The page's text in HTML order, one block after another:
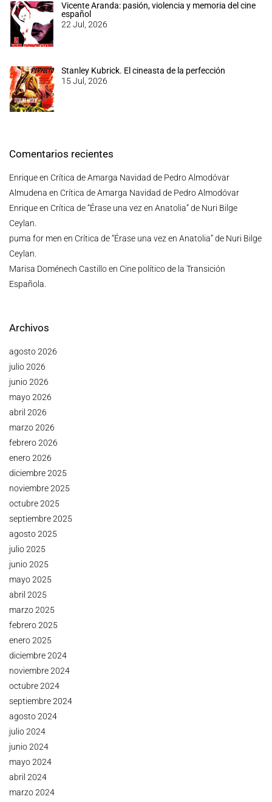
Vicente Aranda: pasión, violencia y memoria del cine
español
22 Jul, 2026
Stanley Kubrick. El cineasta de la perfección
15 Jul, 2026
Comentarios recientes
Enriqueen Crítica de Amarga Navidad de Pedro Almodóvar
Almudena en Crítica de Amarga Navidad de Pedro Almodóvar
Enriqueen Crítica de “Érase una vez en Anatolia” de Nuri Bilge
Ceylan.
puma for men en Crítica de “Érase una vez en Anatolia” de Nuri Bilge
Ceylan.
Marisa Doménech Castilloen Cine político de la Transición
Española.
Archivos
agosto 2026
julio 2026
junio 2026
mayo 2026
abril 2026
marzo 2026
febrero 2026
enero 2026
diciembre 2025
noviembre 2025
octubre 2025
septiembre 2025
agosto 2025
julio 2025
junio 2025
mayo 2025
abril 2025
marzo 2025
febrero 2025
enero 2025
diciembre 2024
noviembre 2024
octubre 2024
septiembre 2024
agosto 2024
julio 2024
junio 2024
mayo 2024
abril 2024
marzo 2024